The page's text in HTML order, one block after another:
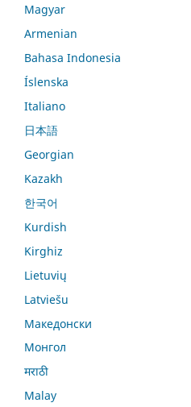
Magyar
Armenian
Bahasa Indonesia
Íslenska
Italiano
日本語
Georgian
Kazakh
한국어
Kurdish
Kirghiz
Lietuvių
Latviešu
Македонски
Монгол
मराठी
Malay